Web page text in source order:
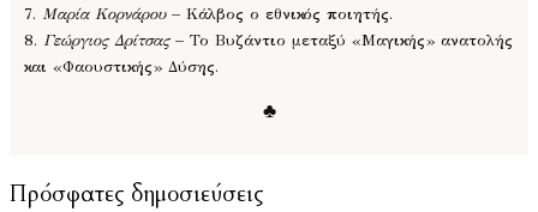
7. Μαρία Κορνάρου– Κάλβος ο εθνικός ποιητής.
8. Γεώργιος Δρίτσας– Το Βυζάντιο μεταξύ «Μαγικής» ανατολής
και «Φαουστικής» Δύσης.
♣
Πρόσφατες δημοσιεύσεις